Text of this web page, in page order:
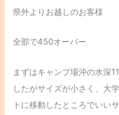
県外よりお越しのお客様
全部で450オーバー
まずはキャンプ場沖の水深
したがサイズが小さく、大
トに移動したところでいい